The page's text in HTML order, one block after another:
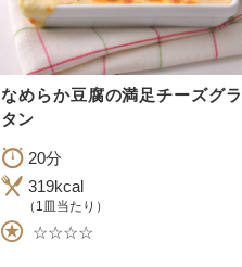
なめらか豆腐の満足チーズグラ
タン
20分
319kcal
（1皿当たり）
☆☆☆☆